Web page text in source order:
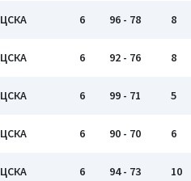
ЦСКА 6 96 - 78 8
ЦСКА 6 92 - 76 8
ЦСКА 6 99 - 71 5
ЦСКА 6 90 - 70 6
ЦСКА 6 94 - 73 10